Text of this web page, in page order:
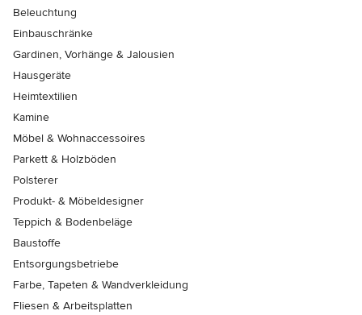
Beleuchtung
Einbauschränke
Gardinen, Vorhänge & Jalousien
Hausgeräte
Heimtextilien
Kamine
Möbel & Wohnaccessoires
Parkett & Holzböden
Polsterer
Produkt- & Möbeldesigner
Teppich & Bodenbeläge
Baustoffe
Entsorgungsbetriebe
Farbe, Tapeten & Wandverkleidung
Fliesen & Arbeitsplatten